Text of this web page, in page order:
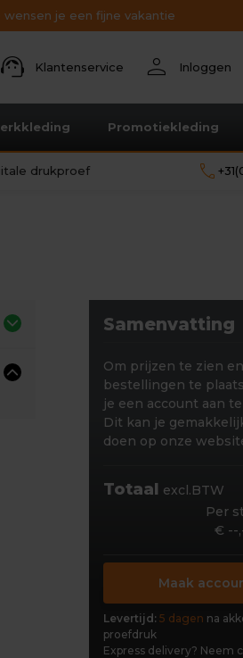
wensen je een fijne vakantie
support_agent Klantenservice person Inloggen
Promotiekleding
drukproef call
Samenvatting
Om prijzen te zien en
bestellingen te
je een account aan
Dit kan je
doen op onze
Totaal excl.BTW
Per
€ --
Maak
Levertijd: 5 dagen na
proefdruk
Express delivery? Neem